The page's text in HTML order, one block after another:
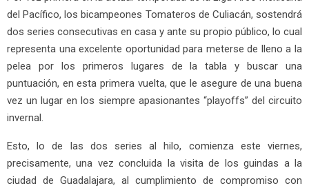
del Pacífico, los bicampeones Tomateros de Culiacán, sostendrá
dos series consecutivas en casa y ante su propio público, lo cual
representa una excelente oportunidad para meterse de lleno a la
pelea por los primeros lugares de la tabla y buscar una
puntuación, en esta primera vuelta, que le asegure de una buena
vez un lugar en los siempre apasionantes “playoffs” del circuito
invernal.
Esto, lo de las dos series al hilo, comienza este viernes,
precisamente, una vez concluida la visita de los guindas a la
ciudad de Guadalajara, al cumplimiento de compromiso con